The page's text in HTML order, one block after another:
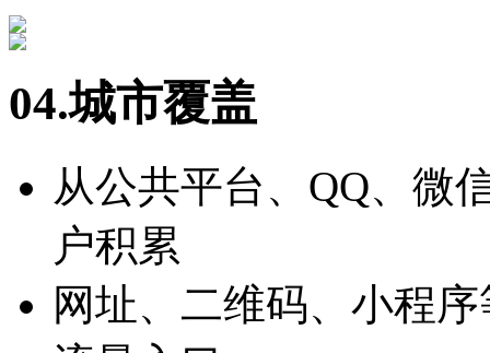
04.城市覆盖
从公共平台、QQ、微
户积累
网址、二维码、小程